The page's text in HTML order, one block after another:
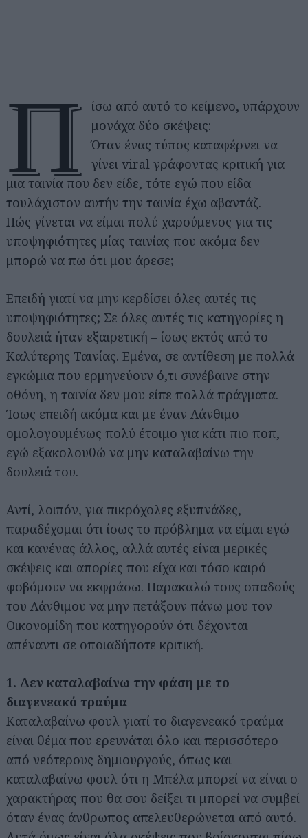
Π
ίσω από αυτό το κείμενο, υπάρχουν
μονάχα δύο σκέψεις:
Όταν ένας τύπος καταφέρνει να
γίνει viral γράφοντας κριτική για
μια ταινία που δεν είδε, τότε εγώ που είδα
τουλάχιστον αυτήν την ταινία έχω αβαντάζ.
Πώς γίνεται να είμαι πολύ χαρούμενος για τις
υποψηφιότητες μίας ταινίας που ακόμα δεν
μπορώ να πω ότι μου άρεσε;
Επειδή γιατί να μην κερδίσει όλες αυτές τις
υποψηφιότητες; Σε όλες αυτές τις κατηγορίες η
δουλειά ήταν εξαιρετική – ίσως εκτός από το
Καλύτερης Ταινίας. Εμένα, σε αντίθεση με πολλά
εγκώμια που ερμηνεύουν ό,τι συνέβαινε στην
οθόνη, η ταινία δεν μου είπε πολλά πράγματα.
Ίσως επειδή ακόμα και με έναν Λάνθιμο
ομολογουμένως πολύ έτοιμο για κάτι πιο ποπ,
εγώ εξακολουθώ να μην καταλαβαίνω την
δουλειά του.
Αντί, λοιπόν, για πικρόχολες εξυπνάδες,
παραδέχομαι ότι ίσως το πρόβλημα να είμαι εγώ
και κανένας άλλος, αλλά αυτές είναι μερικές
σκέψεις και απορίες που είχα και τόσο καιρό
φοβόμουν να εκφράσω. Παρακαλώ τους οπαδούς
του Λάνθιμου να μην πετάξουν πάνω μου τον
Οικονομίδη που κατηγορούν ότι δέχονται
απέναντι σε οποιαδήποτε κριτική.
1. Δεν καταλαβαίνω την φάση με το
διαγενεακό τραύμα
Καταλαβαίνω φουλ γιατί το διαγενεακό τραύμα
είναι θέμα που ερευνάται όλο και περισσότερο
από νεότερους δημιουργούς, όπως και
καταλαβαίνω φουλ ότι η Μπέλα μπορεί να είναι ο
χαρακτήρας που θα σου δείξει τι μπορεί να συμβεί
όταν ένας άνθρωπος απελευθερώνεται από αυτό.